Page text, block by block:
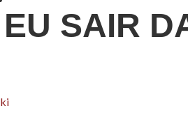
SAIR